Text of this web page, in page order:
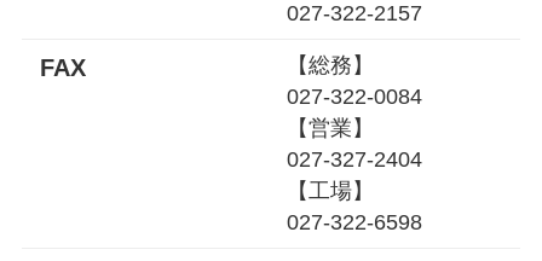
027-322-2157
FAX
【総務】
027-322-0084
【営業】
027-327-2404
【工場】
027-322-6598